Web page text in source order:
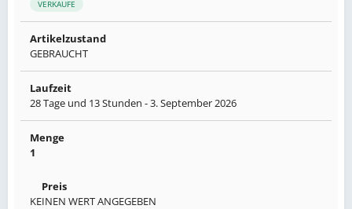
VERKAUFE
Artikelzustand
GEBRAUCHT
Laufzeit
28 Tage und 13 Stunden -3. September 2026
Menge
1
Preis
KEINEN WERT ANGEGEBEN